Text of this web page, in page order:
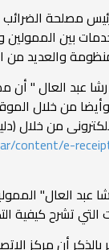
مصلحة الضرائب
والعديد من
عبد العال " أن
وأيضا من خلال
من خلال
content/e-
عبد العال"
التي تشرح كيفية